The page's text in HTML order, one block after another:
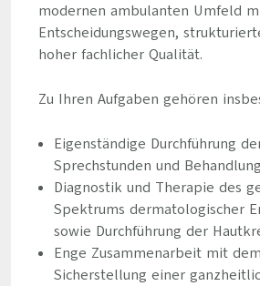
modernen ambulanten Umfeld
Entscheidungswegen,
hoher fachlicher Qualität.
Zu Ihren Aufgaben gehören
Eigenständige Durchführung
Sprechstunden und
Diagnostik und Therapie des
Spektrums dermatologischer
sowie Durchführung der
Enge Zusammenarbeit mit
Sicherstellung einer